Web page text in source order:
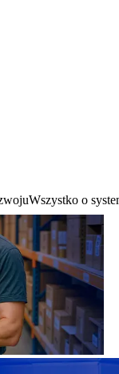
Wszystko o